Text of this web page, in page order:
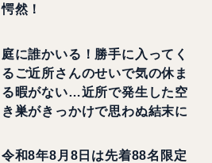
愕然！
庭に誰かいる！勝手に入ってく
るご近所さんのせいで気の休ま
る暇がない…近所で発生した空
き巣がきっかけで思わぬ結末に
令和8年8月8日は先着88名限定